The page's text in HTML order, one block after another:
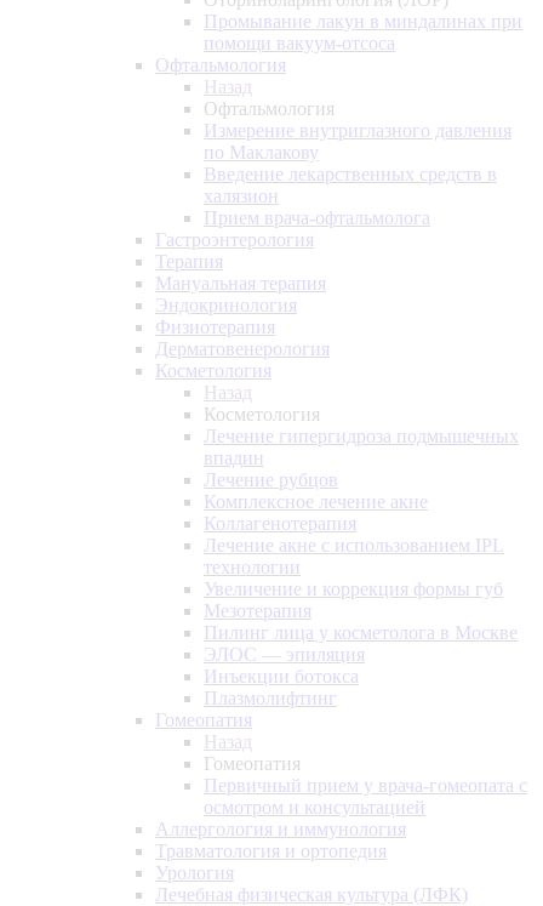
Промывание лакун в миндалинах при
помощи вакуум-отсоса
Офтальмология
Назад
Офтальмология
Измерение внутриглазного давления
по Маклакову
Введение лекарственных средств в
халязион
Прием врача-офтальмолога
Гастроэнтерология
Терапия
Мануальная терапия
Эндокринология
Физиотерапия
Дерматовенерология
Косметология
Назад
Косметология
Лечение гипергидроза подмышечных
впадин
Лечение рубцов
Комплексное лечение акне
Коллагенотерапия
Лечение акне с использованием IPL
технологии
Увеличение и коррекция формы губ
Мезотерапия
Пилинг лица у косметолога в Москве
ЭЛОС — эпиляция
Инъекции ботокса
Плазмолифтинг
Гомеопатия
Назад
Гомеопатия
Первичный прием у врача-гомеопата с
осмотром и консультацией
Аллергология и иммунология
Травматология и ортопедия
Урология
Лечебная физическая культура (ЛФК)